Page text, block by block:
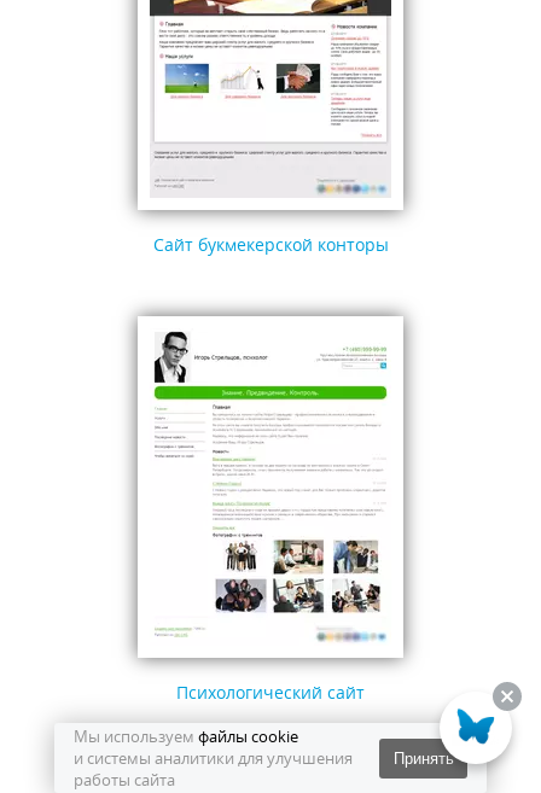
Сайт букмекерской конторы
Психологический сайт
Мы используем файлы cookie
и системы аналитики для улучшения
работы сайта
Принять